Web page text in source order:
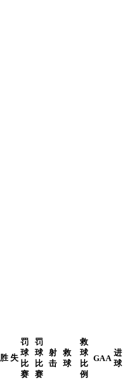
胜 失
罚
球
比
赛
罚
球
比
赛
射
击
救
球
救
球
比
例
GAA
进
球